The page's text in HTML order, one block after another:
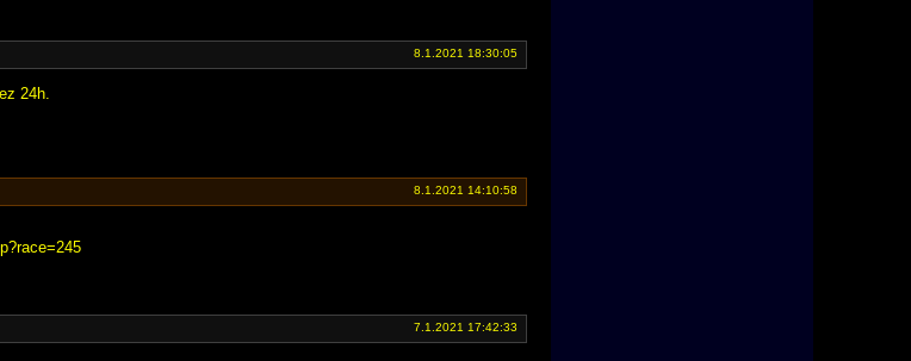
8.1.2021 18:30:05
24h.
8.1.2021 14:10:58
7.1.2021 17:42:33